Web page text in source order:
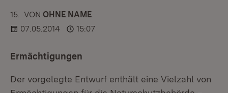
15. KOMMENTAR
VON :OHNE NAME
07.05.2014
15:07
Ermächtigungen
Der vorgelegte Entwurf enthält eine Vielzahl von